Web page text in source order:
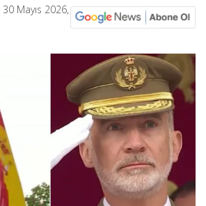
30 Mayıs 2026,